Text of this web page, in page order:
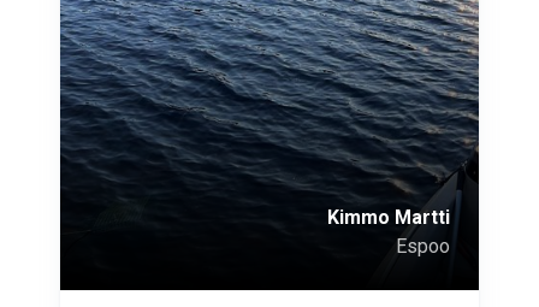
Kimmo Martti
Espoo